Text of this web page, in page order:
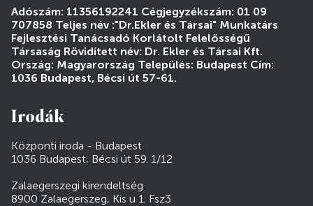
Adószám: 11356192241 Cégjegyzékszám: 01 09
707858 Teljes név :"Dr.Ekler és Társai" Munkatárs
Fejlesztési Tanácsadó Korlátolt Felelősségű
Társaság Rövidített név: Dr. Ekler és Társai Kft.
Ország: Magyarország Település: Budapest Cím:
1036 Budapest, Bécsi út 57-61.
Irodák
Központi iroda - Budapest
1036 Budapest, Bécsi út 59. 1/12
Zalaegerszegi kirendeltség
8900 Zalaegerszeg, Kis u 1. Fsz3